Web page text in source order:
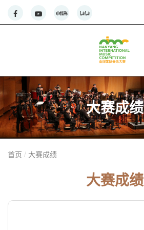
大赛成绩
首页 大赛成绩
大赛成绩